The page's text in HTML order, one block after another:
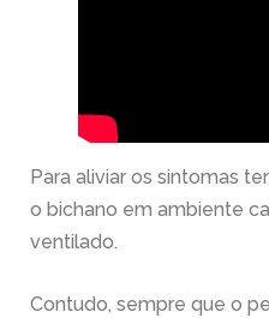
Para aliviar os sintomas
o bichano em ambiente
ventilado.
Contudo, sempre que o